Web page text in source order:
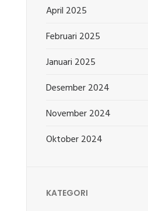
April 2025
Februari 2025
Januari 2025
Desember 2024
November 2024
Oktober 2024
KATEGORI